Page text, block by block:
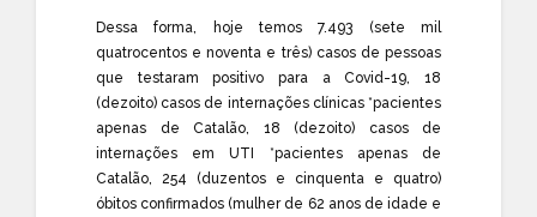
Dessa forma, hoje temos 7.493 (sete mil
quatrocentos e noventa e três) casos de pessoas
que testaram positivo para a Covid-19, 18
(dezoito) casos de internações clínicas *pacientes
apenas de Catalão, 18 (dezoito) casos de
internações em UTI *pacientes apenas de
Catalão, 254 (duzentos e cinquenta e quatro)
óbitos confirmados (mulher de 62 anos de idade e